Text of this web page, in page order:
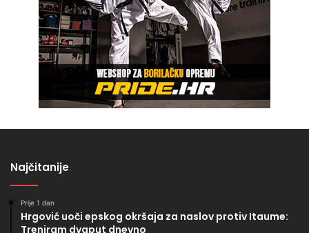
Najčitanije
Prije 1 dan
Hrgović uoči epskog okršaja za naslov protiv Itaume:
Treniram dvaput dnevno